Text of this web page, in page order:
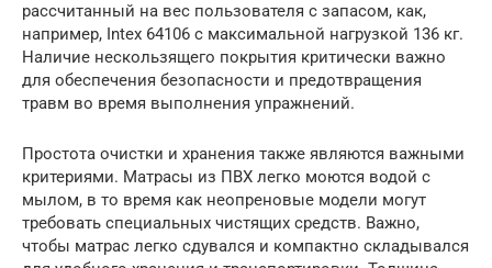
рассчитанный на вес пользователя с запасом, как,
например, Intex 64106 с максимальной нагрузкой 136 кг.
Наличие нескользящего покрытия критически важно
для обеспечения безопасности и предотвращения
травм во время выполнения упражнений.
Простота очистки и хранения также являются важными
критериями. Матрасы из ПВХ легко моются водой с
мылом, в то время как неопреновые модели могут
требовать специальных чистящих средств. Важно,
чтобы матрас легко сдувался и компактно складывался